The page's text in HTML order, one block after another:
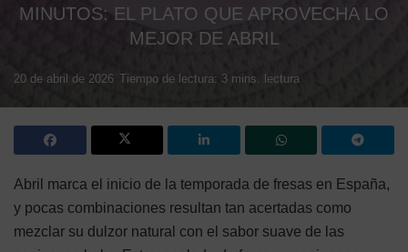
MINUTOS: EL PLATO QUE APROVECHA LO
MEJOR DE ABRIL
20 de abril de 2026 Tiempo de lectura: 3 mins. lectura
Abril marca el inicio de la temporada de fresas en España,
y pocas combinaciones resultan tan acertadas como
mezclar su dulzor natural con el sabor suave de las